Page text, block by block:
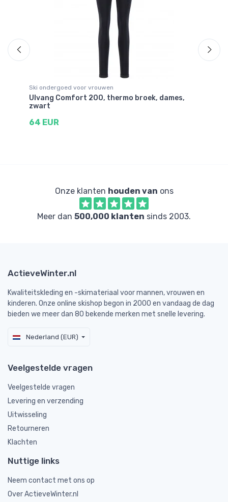
Ski ondergoed voor vrouwen
Ulvang Comfort 200, thermo broek, dames,
zwart
64 EUR
Onze klanten houden van ons
Meer dan 500,000 klanten sinds 2003.
ActieveWinter.nl
Kwaliteitskleding en -skimateriaal voor mannen, vrouwen en
kinderen. Onze online skishop begon in 2000 en vandaag de dag
bieden we meer dan 80 bekende merken met snelle levering.
Nederland (EUR)
Veelgestelde vragen
Veelgestelde vragen
Levering en verzending
Uitwisseling
Retourneren
Klachten
Nuttige links
Neem contact met ons op
Over ActieveWinter.nl